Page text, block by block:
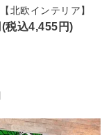
北欧インテリア】
税込4,455円)